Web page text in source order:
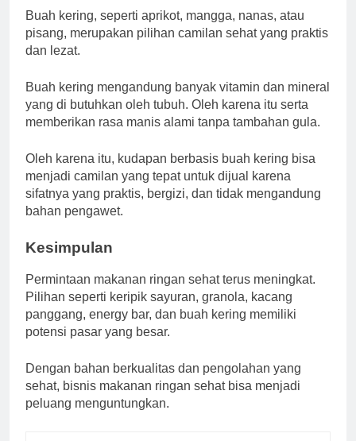
Buah kering, seperti aprikot, mangga, nanas, atau
pisang, merupakan pilihan camilan sehat yang praktis
dan lezat.
Buah kering mengandung banyak vitamin dan mineral
yang di butuhkan oleh tubuh. Oleh karena itu serta
memberikan rasa manis alami tanpa tambahan gula.
Oleh karena itu, kudapan berbasis buah kering bisa
menjadi camilan yang tepat untuk dijual karena
sifatnya yang praktis, bergizi, dan tidak mengandung
bahan pengawet.
Kesimpulan
Permintaan makanan ringan sehat terus meningkat.
Pilihan seperti keripik sayuran, granola, kacang
panggang, energy bar, dan buah kering memiliki
potensi pasar yang besar.
Dengan bahan berkualitas dan pengolahan yang
sehat, bisnis makanan ringan sehat bisa menjadi
peluang menguntungkan.